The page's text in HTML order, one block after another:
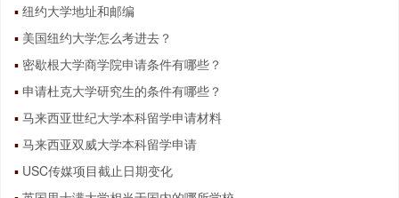
纽约大学地址和邮编
美国纽约大学怎么考进去？
密歇根大学商学院申请条件有哪些？
申请杜克大学研究生的条件有哪些？
马来西亚世纪大学本科留学申请材料
马来西亚双威大学本科留学申请
USC传媒项目截止日期变化